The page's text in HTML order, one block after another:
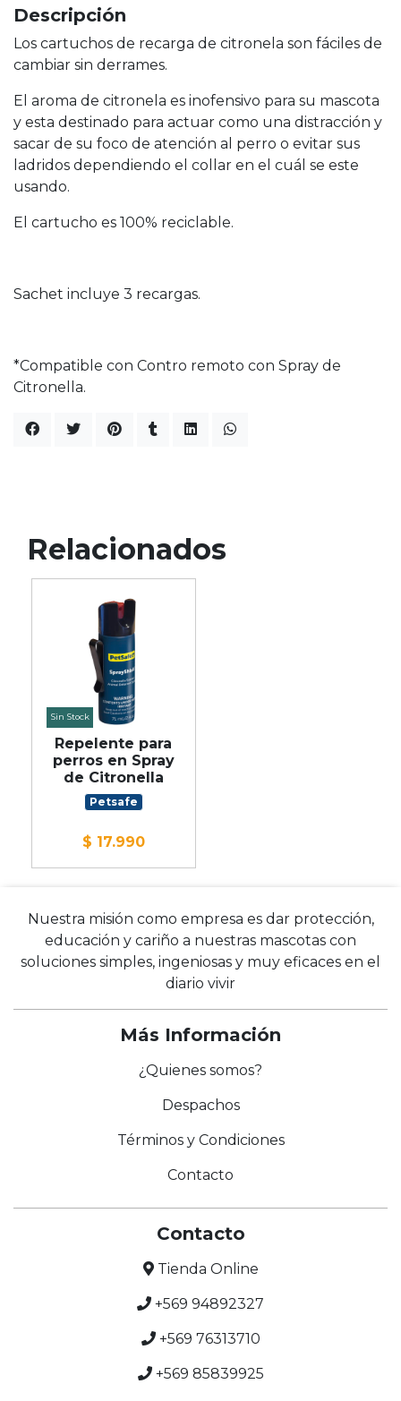
Descripción
Los cartuchos de recarga de citronela son fáciles de
cambiar sin derrames.
El aroma de citronela es inofensivo para su mascota
y esta destinado para actuar como una distracción y
sacar de su foco de atención al perro o evitar sus
ladridos dependiendo el collar en el cuál se este
usando.
El cartucho es 100% reciclable.
Sachet incluye 3 recargas.
*Compatible con Contro remoto con Spray de
Citronella.
Relacionados
Sin Stock
Repelente para
perros en Spray
de Citronella
Petsafe
$ 17.990
Nuestra misión como empresa es dar protección,
educación y cariño a nuestras mascotas con
soluciones simples, ingeniosas y muy eficaces en el
diario vivir
Más Información
¿Quienes somos?
Despachos
Términos y Condiciones
Contacto
Contacto
Tienda Online
+569 94892327
+569 76313710
+569 85839925